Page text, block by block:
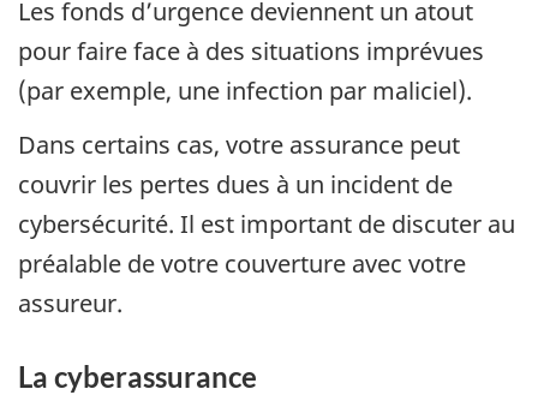
Les fonds d’urgence deviennent un atout
pour faire face à des situations imprévues
(par exemple, une infection par maliciel).
Dans certains cas, votre assurance peut
couvrir les pertes dues à un incident de
cybersécurité. Il est important de discuter au
préalable de votre couverture avec votre
assureur.
La cyberassurance